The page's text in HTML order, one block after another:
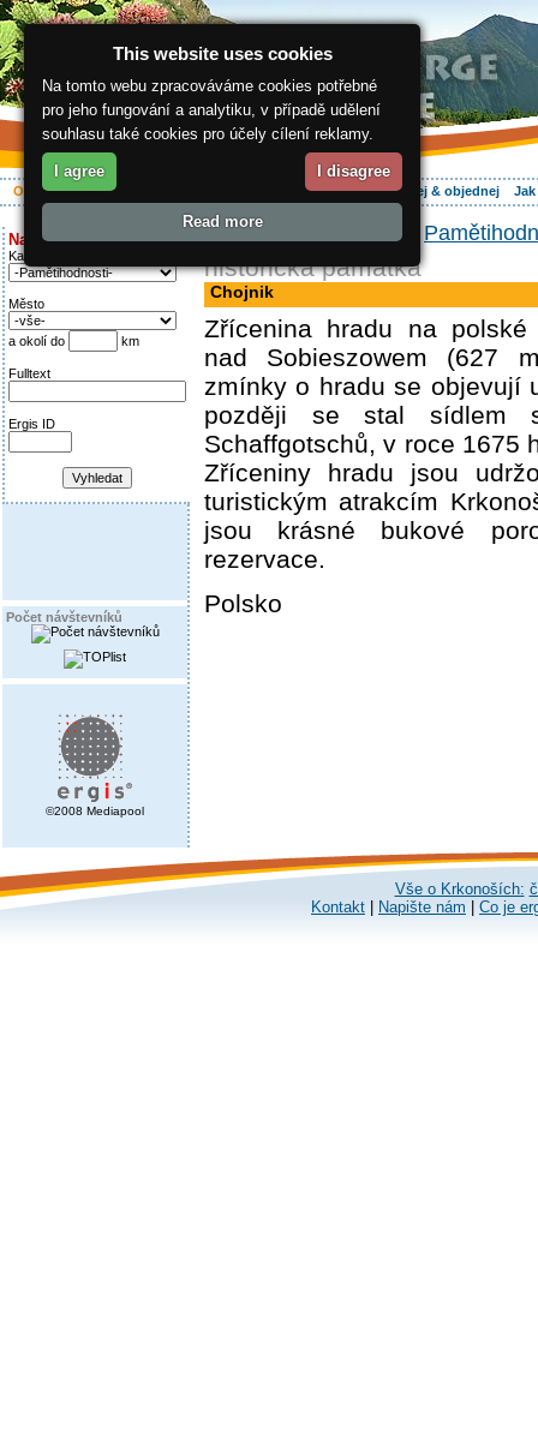
O regionu Aktivně Ubytování Hledej & objednej
Najděte si:
Kategorie
Město
a okolí do km
Fulltext
Ergis ID
Počet návštevníků
©2008 Mediapool
ergis.cz >
historická památka
Chojnik
Zřícenina hradu na polské
nad Sobieszowem (627
zmínky o hradu se objevují
později se stal sídlem
Schaffgotschů, v roce 1675
Zříceniny hradu jsou
turistickým atrakcím
jsou krásné bukové
rezervace.
Polsko
Vše o Krkonoších:
Kontakt
Napište nám Co je
This website uses cookies
Na tomto webu zpracováváme cookies potřebné
pro jeho fungování a analytiku, v případě udělení
souhlasu také cookies pro účely cílení reklamy.
I agree I disagree
Read more